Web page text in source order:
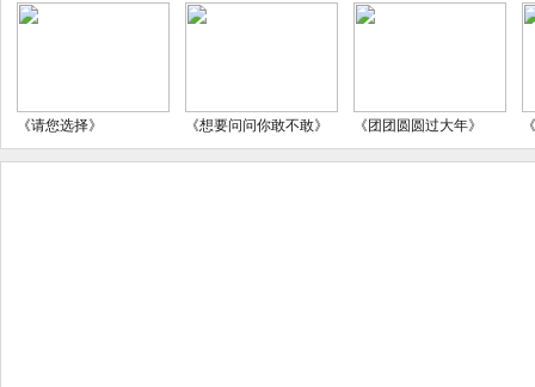
《请您选择》 《想要问问你敢不敢》 《团团圆圆过大年》